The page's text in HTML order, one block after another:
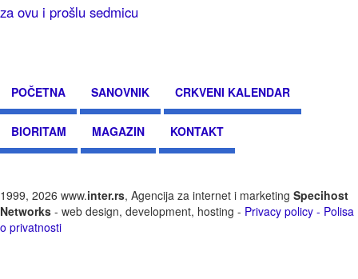
za ovu i prošlu sedmicu
POČETNA SANOVNIK CRKVENI KALENDAR
BIORITAM MAGAZIN KONTAKT
1999, 2026 www.inter.rs, Agencija za internet i marketing Specihost
Networks - web design, development, hosting - Privacy policy - Polisa
o privatnosti